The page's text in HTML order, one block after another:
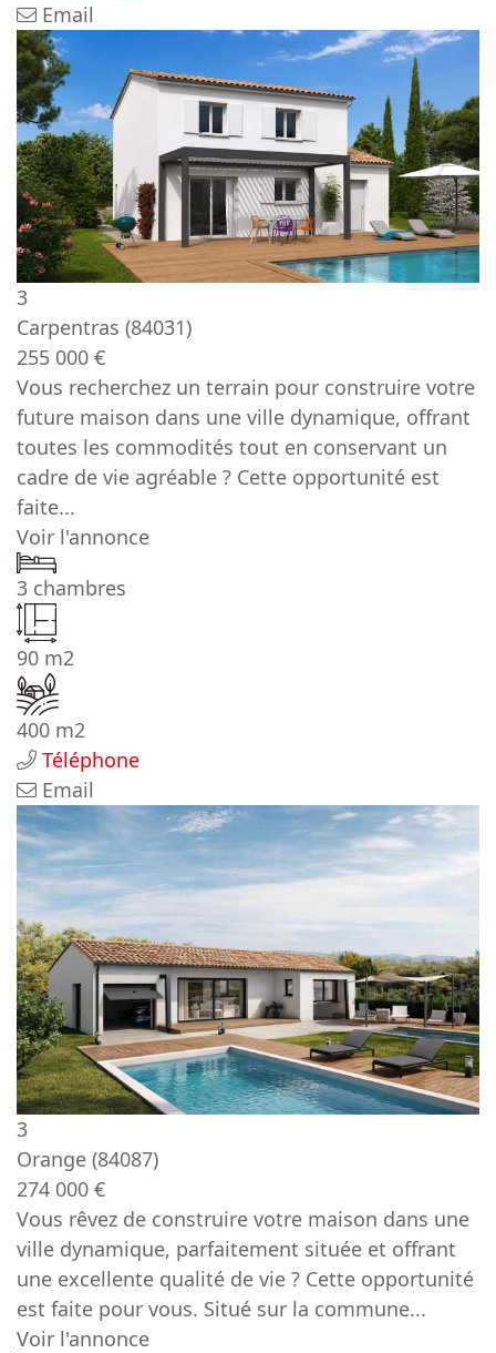
Email
3
Carpentras (84031)
255 000 €
Vous recherchez un terrain pour construire votre
future maison dans une ville dynamique, offrant
toutes les commodités tout en conservant un
cadre de vie agréable ? Cette opportunité est
faite...
Voir l'annonce
3 chambres
90 m2
400 m2
Téléphone
Email
3
Orange (84087)
274 000 €
Vous rêvez de construire votre maison dans une
ville dynamique, parfaitement située et offrant
une excellente qualité de vie ? Cette opportunité
est faite pour vous. Situé sur la commune...
Voir l'annonce